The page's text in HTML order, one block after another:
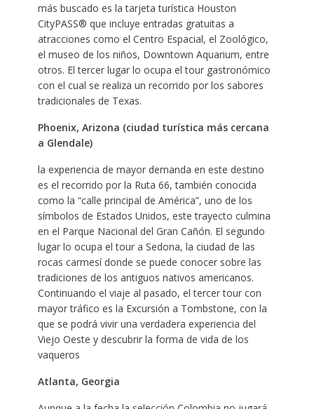
más buscado es la tarjeta turística Houston
CityPASS® que incluye entradas gratuitas a
atracciones como el Centro Espacial, el Zoológico,
el museo de los niños, Downtown Aquarium, entre
otros. El tercer lugar lo ocupa el tour gastronómico
con el cual se realiza un recorrido por los sabores
tradicionales de Texas.
Phoenix, Arizona (ciudad turística más cercana
a Glendale)
la experiencia de mayor demanda en este destino
es el recorrido por la Ruta 66, también conocida
como la “calle principal de América”, uno de los
símbolos de Estados Unidos, este trayecto culmina
en el Parque Nacional del Gran Cañón. El segundo
lugar lo ocupa el tour a Sedona, la ciudad de las
rocas carmesí donde se puede conocer sobre las
tradiciones de los antiguos nativos americanos.
Continuando el viaje al pasado, el tercer tour con
mayor tráfico es la Excursión a Tombstone, con la
que se podrá vivir una verdadera experiencia del
Viejo Oeste y descubrir la forma de vida de los
vaqueros
Atlanta, Georgia